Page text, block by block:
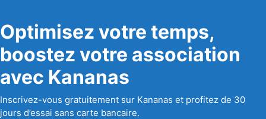
Optimisez votre temps,
boostez votre association
avec Kananas
Inscrivez-vous gratuitement sur Kananas et profitez de 30
jours d’essai sans carte bancaire.